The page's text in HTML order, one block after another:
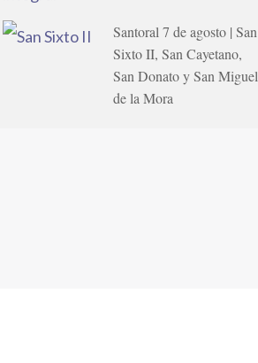
Santoral 7 de agosto | San
Sixto II, San Cayetano,
San Donato y San Miguel
de la Mora